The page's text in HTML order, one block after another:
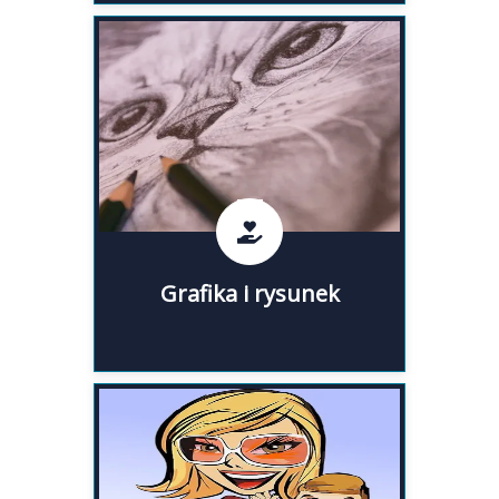
Grafika i rysunek
Artystyczne rysunki i grafiki,
rysunki na zamówienie, rysunki
ze zdjęcia na zamówienie, grafiki
na zamówienie i inne.
Grafika i rysunek
Karykatury na zamówienie:
karykatury ślubne, karykatura